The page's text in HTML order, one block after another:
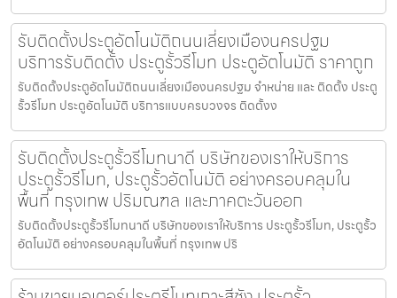
รับติดตั้งประตูอัตโนมัติถนนเลี่ยงเมืองนครปฐม
บริการรับติดตั้ง ประตูรั้วรีโมท ประตูอัตโนมัติ ราคาถูก
รับติดตั้งประตูอัตโนมัติถนนเลี่ยงเมืองนครปฐม จำหน่าย และ ติดตั้ง ประตู
รั้วรีโมท ประตูอัตโนมัติ บริการแบบครบวงจร ติดตั้งง
รับติดตั้งประตูรั้วรีโมทนาดี บริษัทของเราให้บริการ
ประตูรั้วรีโมท, ประตูรั้วอัตโนมัติ อย่างครอบคลุมใน
พื้นที่ กรุงเทพ ปริมณฑล และภาคตะวันออก
รับติดตั้งประตูรั้วรีโมทนาดี บริษัทของเราให้บริการ ประตูรั้วรีโมท, ประตูรั้ว
อัตโนมัติ อย่างครอบคลุมในพื้นที่ กรุงเทพ ปริ